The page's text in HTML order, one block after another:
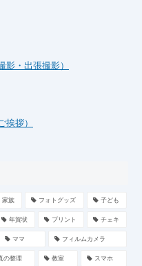
・出張撮影）
拶）
家族 フォトグッズ 子ども
年賀状 プリント チェキ
ママ フィルムカメラ
の整理 教室 スマホ